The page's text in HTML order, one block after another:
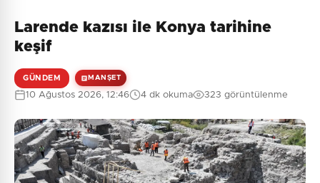
Güvenlik Sorusu:
6 + 10 = ?
Henüz yorum yapılmamış. İlk yorumu siz yapın!
Larende kazısı ile Konya tarihine
keşif
GÜNDEM MANŞET
10 Ağustos 2026, 12:46 4 dk okuma 323 görüntülenme